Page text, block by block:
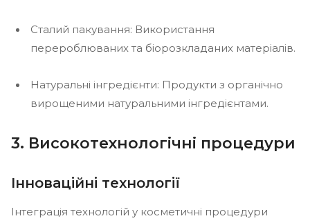
Сталий пакування: Використання
перероблюваних та біорозкладаних матеріалів.
Натуральні інгредієнти: Продукти з органічно
вирощеними натуральними інгредієнтами.
3. Високотехнологічні процедури
Інноваційні технології
Інтеграція технологій у косметичні процедури